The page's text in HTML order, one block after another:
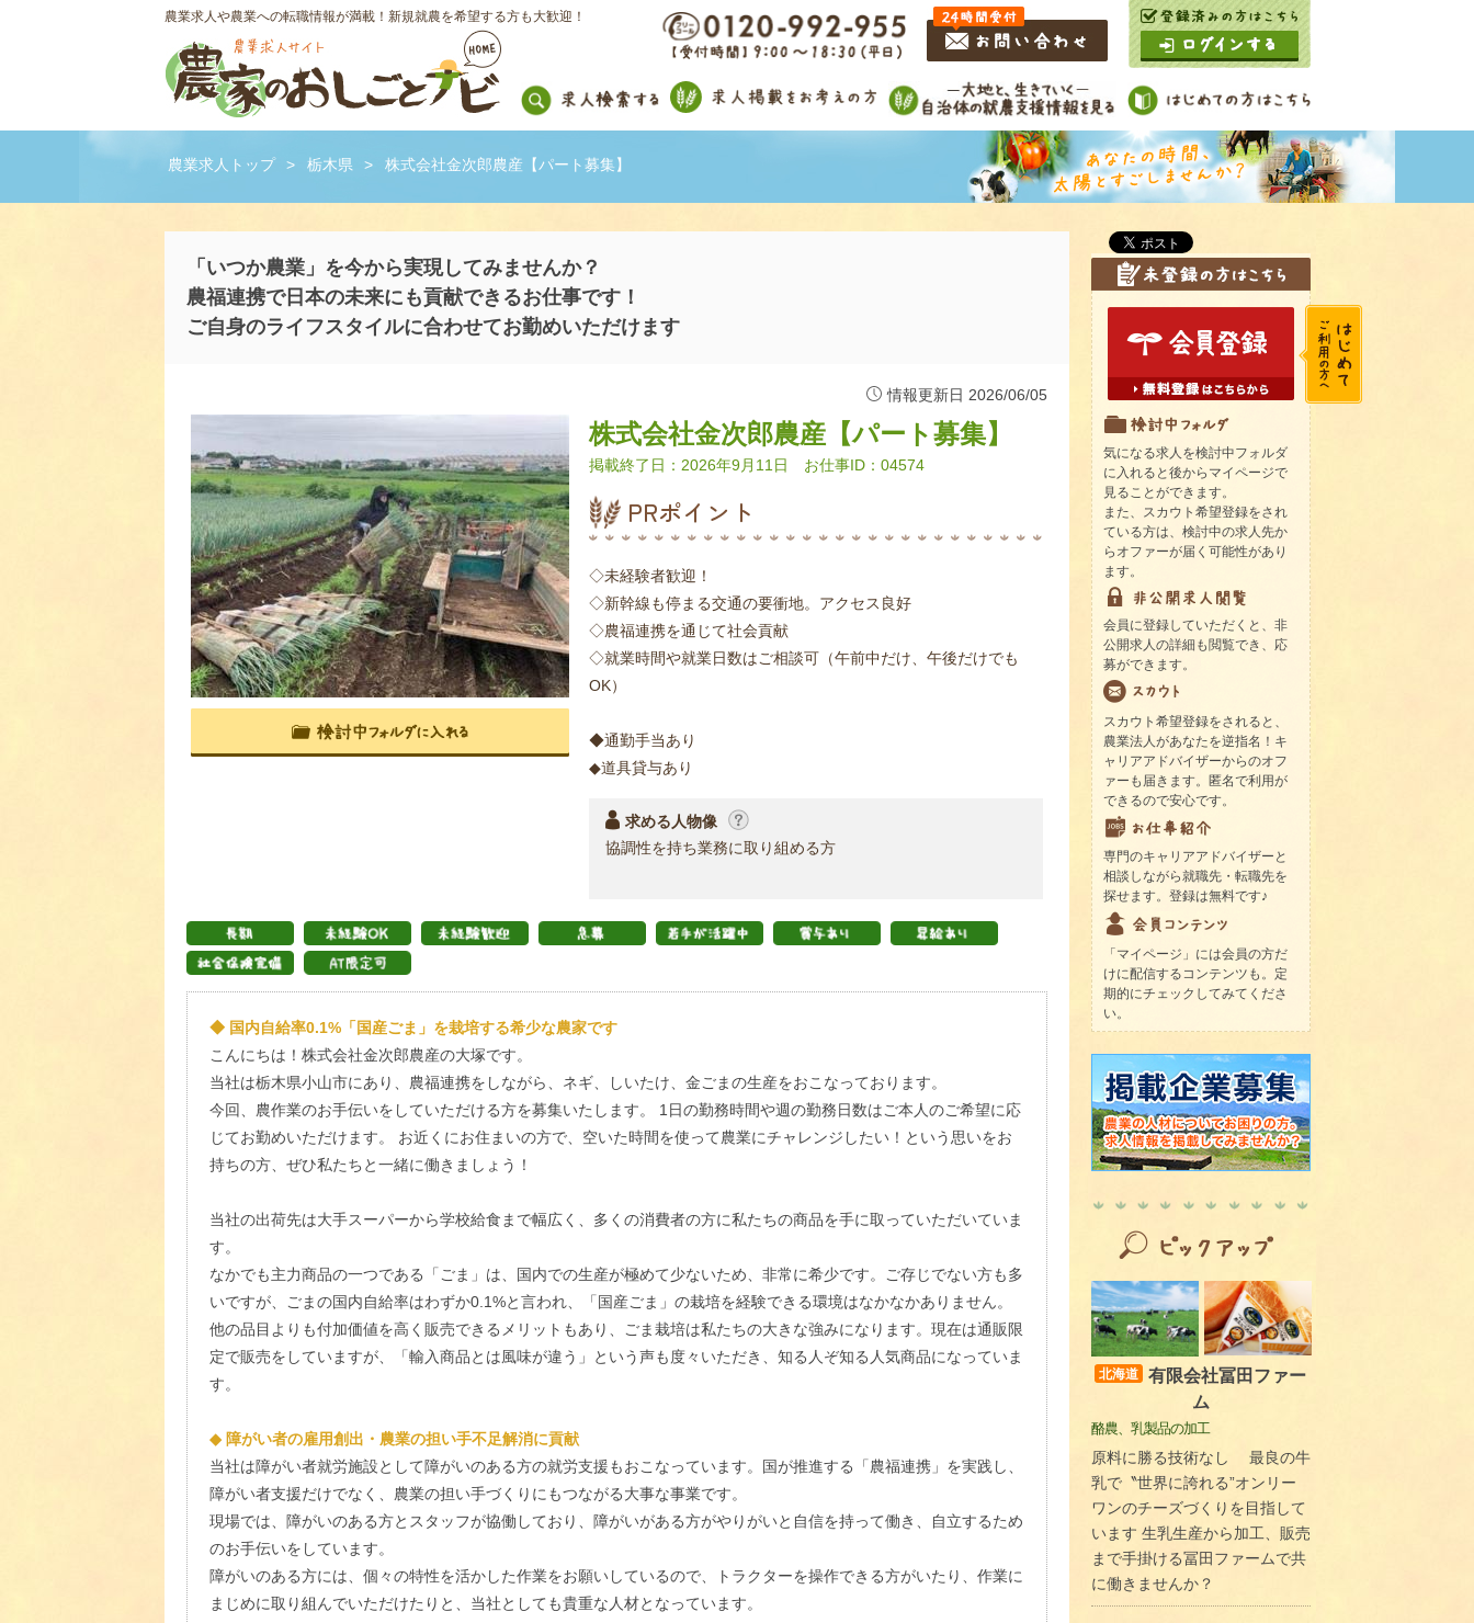
農業求人や農業への転職情報が満載！新規就農を希望する方も大歓迎！
農業求人トップ > 栃木県 > 株式会社金次郎農産【パート募集】
「いつか農業」を今から実現してみませんか？
農福連携で日本の未来にも貢献できるお仕事です！
ご自身のライフスタイルに合わせてお勤めいただけます
情報更新日 2026/06/05
株式会社金次郎農産【パート募集】
掲載終了日：2026年9月11日 お仕事ID：04574
PRポイント
◇未経験者歓迎！
◇新幹線も停まる交通の要衝地。アクセス良好
◇農福連携を通じて社会貢献
◇就業時間や就業日数はご相談可（午前中だけ、午後だけでも
OK）
◆通勤手当あり
◆道具貸与あり
求める人物像
協調性を持ち業務に取り組める方
◆ 国内自給率0.1%「国産ごま」を栽培する希少な農家です
こんにちは！株式会社金次郎農産の大塚です。
当社は栃木県小山市にあり、農福連携をしながら、ネギ、しいたけ、金ごまの生産をおこなっております。
今回、農作業のお手伝いをしていただける方を募集いたします。 1日の勤務時間や週の勤務日数はご本人のご希望に応
じてお勤めいただけます。 お近くにお住まいの方で、空いた時間を使って農業にチャレンジしたい！という思いをお
持ちの方、ぜひ私たちと一緒に働きましょう！
当社の出荷先は大手スーパーから学校給食まで幅広く、多くの消費者の方に私たちの商品を手に取っていただいていま
す。
なかでも主力商品の一つである「ごま」は、国内での生産が極めて少ないため、非常に希少です。ご存じでない方も多
いですが、ごまの国内自給率はわずか0.1%と言われ、「国産ごま」の栽培を経験できる環境はなかなかありません。
他の品目よりも付加価値を高く販売できるメリットもあり、ごま栽培は私たちの大きな強みになります。現在は通販限
定で販売をしていますが、「輸入商品とは風味が違う」という声も度々いただき、知る人ぞ知る人気商品になっていま
す。
◆ 障がい者の雇用創出・農業の担い手不足解消に貢献
当社は障がい者就労施設として障がいのある方の就労支援もおこなっています。国が推進する「農福連携」を実践し、
障がい者支援だけでなく、農業の担い手づくりにもつながる大事な事業です。
現場では、障がいのある方とスタッフが協働しており、障がいがある方がやりがいと自信を持って働き、自立するため
のお手伝いをしています。
障がいのある方には、個々の特性を活かした作業をお願いしているので、トラクターを操作できる方がいたり、作業に
まじめに取り組んでいただけたりと、当社としても貴重な人材となっています。
気になる求人を検討中フォルダ
に入れると後からマイページで
見ることができます。
また、スカウト希望登録をされ
ている方は、検討中の求人先か
らオファーが届く可能性があり
ます。
会員に登録していただくと、非
公開求人の詳細も閲覧でき、応
募ができます。
スカウト希望登録をされると、
農業法人があなたを逆指名！キ
ャリアアドバイザーからのオフ
ァーも届きます。匿名で利用が
できるので安心です。
専門のキャリアアドバイザーと
相談しながら就職先・転職先を
探せます。登録は無料です♪
「マイページ」には会員の方だ
けに配信するコンテンツも。定
期的にチェックしてみてくださ
い。
北海道
有限会社冨田ファー
ム
酪農、乳製品の加工
原料に勝る技術なし 最良の牛
乳で〝世界に誇れる”オンリー
ワンのチーズづくりを目指して
います 生乳生産から加工、販売
まで手掛ける冨田ファームで共
に働きませんか？